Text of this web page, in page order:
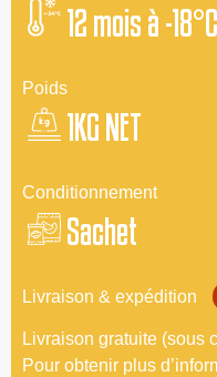
12 mois à -18°C
Poids
1KG NET
Conditionnement
Sachet
Livraison & expédition
Livraison gratuite (sous
Pour obtenir plus